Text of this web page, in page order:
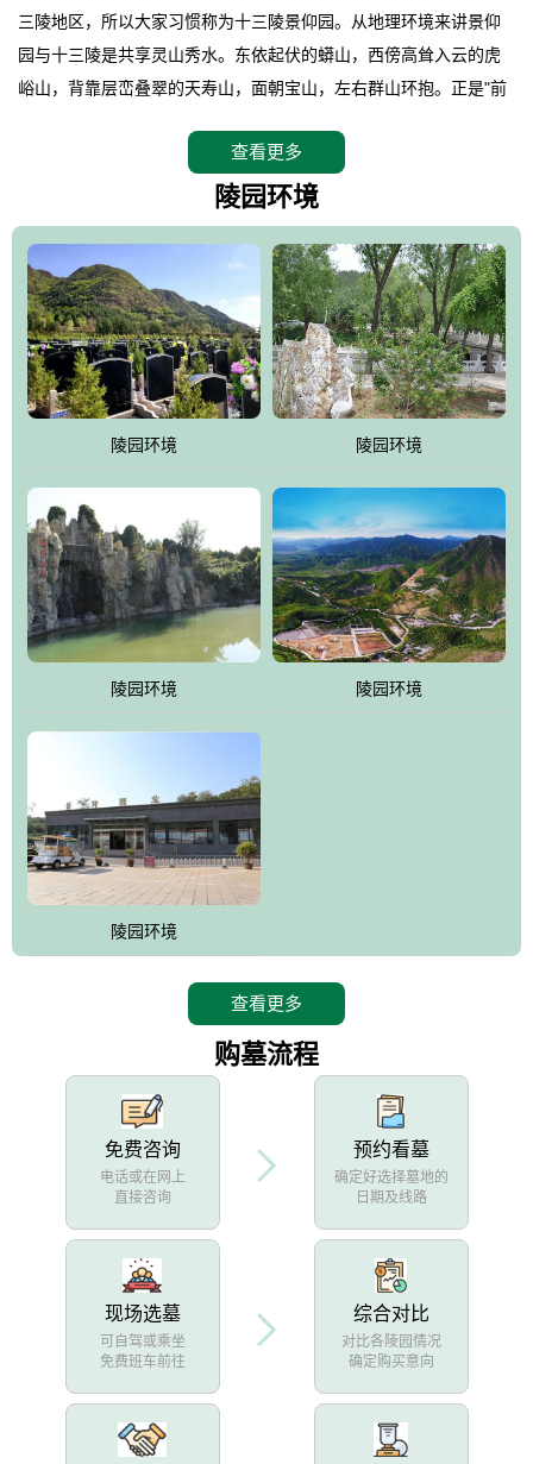
三陵地区，所以大家习惯称为十三陵景仰园。从地理环境来讲景仰
园与十三陵是共享灵山秀水。东依起伏的蟒山，西傍高耸入云的虎
峪山，背靠层峦叠翠的天寿山，面朝宝山，左右群山环抱。正是"前
座陵园地处天寿山的环抱之中，四周群山若封似闭，层峦叠翠，秋
天枫叶艳红欲滴，冬天银装素裹分外妖娆！南面隔山而望的正是著
赞叹："景仰园真乃浑然天成的人生后花园！"陵区内草木茂盛，灵气
盎然，既有山川大聚的龙脉气魄，又有藏风得水的宝密形局。十三
陵是世间稀有的地形宝地，也是我们让逝者回归自然的首选墓葬之
灵穴，安息之宝地。
查看更多
陵园环境
陵园环境 陵园环境
陵园环境 陵园环境
陵园环境
查看更多
购墓流程
免费咨询
电话或在网上
直接咨询
预约看墓
确定好选择墓地的
日期及线路
现场选墓
可自驾或乘坐
免费班车前往
综合对比
对比各陵园情况
确定购买意向